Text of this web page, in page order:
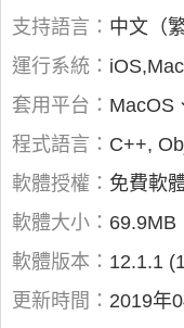
支持語言： 中文（
運行系統：
套用平台： MacOS
程式語言： C++,
軟體授權： 免費軟
軟體大小： 69.9MB
軟體版本： 12.1.1
更新時間： 2019年